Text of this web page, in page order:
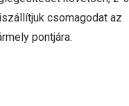
csomagodat az
pontjára.